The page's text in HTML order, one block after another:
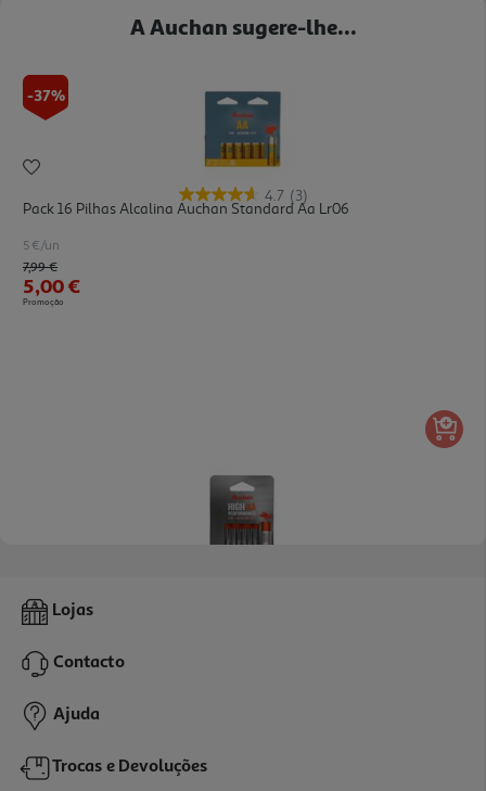
A Auchan sugere-lhe...
-37%
4.7 (3)
Pack 16 Pilhas Alcalina Auchan Standard Aa Lr06
5 €/un
Price reduced from
7,99 €to
5,00 €
Promoção
Pack 4 Pilhas Alcalina Auchan Premium Aa Lr06
3,35 €
Lojas
Contacto
Ajuda
Trocas e Devoluções